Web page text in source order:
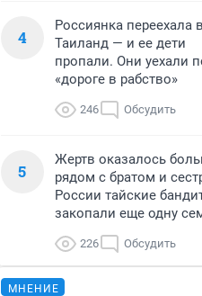
4
Россиянка переехала в
Таиланд — и ее дети
пропали. Они уехали
«дороге в рабство»
246 Обсудить
5
Жертв оказалось
рядом с братом и
России тайские
закопали еще одну
226 Обсудить
МНЕНИЕ